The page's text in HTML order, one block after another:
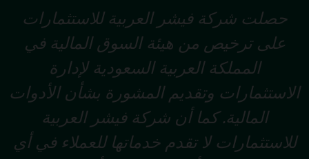
حصلت شركة فيشر العربية للاستثمارات
على ترخيص من هيئة السوق المالية في
المملكة العربية السعودية لإدارة
الاستثمارات وتقديم المشورة بشأن الأدوات
المالية. كما أن شركة فيشر العربية
للاستثمارات لا تقدم خدماتها للعملاء في أي